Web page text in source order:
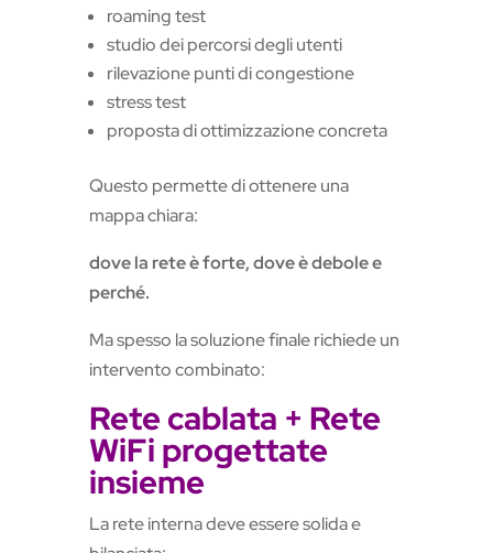
roaming test
studio dei percorsi degli utenti
rilevazione punti di congestione
stress test
proposta di ottimizzazione concreta
Questo permette di ottenere una
mappa chiara:
dove la rete è forte, dove è debole e
perché.
Ma spesso la soluzione finale richiede un
intervento combinato:
Rete cablata + Rete
WiFi progettate
insieme
La rete interna deve essere solida e